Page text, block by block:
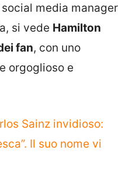
social media manager
si vede Hamilton
fan, con uno
orgoglioso e
Sainz invidioso:
Il suo nome vi